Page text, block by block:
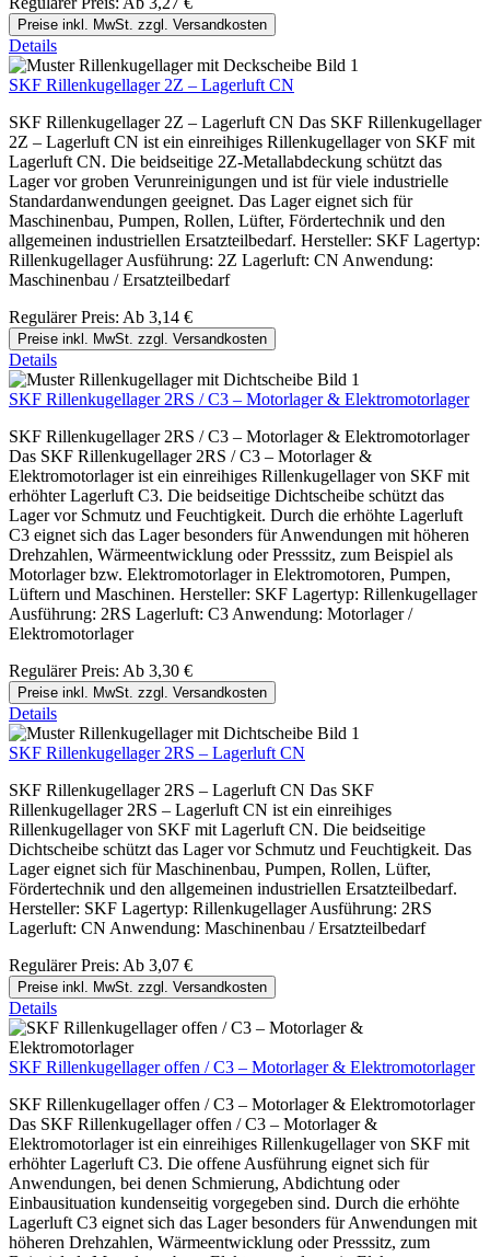
Preise inkl. MwSt. zzgl. Versandkosten
Details
SKF Rillenkugellager 2Z – Lagerluft CN
SKF Rillenkugellager 2Z – Lagerluft CN Das SKF Rillenkugellager
2Z – Lagerluft CN ist ein einreihiges Rillenkugellager von SKF mit
Lagerluft CN. Die beidseitige 2Z-Metallabdeckung schützt das
Lager vor groben Verunreinigungen und ist für viele industrielle
Standardanwendungen geeignet. Das Lager eignet sich für
Maschinenbau, Pumpen, Rollen, Lüfter, Fördertechnik und den
allgemeinen industriellen Ersatzteilbedarf. Hersteller: SKF Lagertyp:
Rillenkugellager Ausführung: 2Z Lagerluft: CN Anwendung:
Maschinenbau / Ersatzteilbedarf
Regulärer Preis: Ab 3,14 €
Preise inkl. MwSt. zzgl. Versandkosten
Details
SKF Rillenkugellager 2RS / C3 – Motorlager & Elektromotorlager
SKF Rillenkugellager 2RS / C3 – Motorlager & Elektromotorlager
Das SKF Rillenkugellager 2RS / C3 – Motorlager &
Elektromotorlager ist ein einreihiges Rillenkugellager von SKF mit
erhöhter Lagerluft C3. Die beidseitige Dichtscheibe schützt das
Lager vor Schmutz und Feuchtigkeit. Durch die erhöhte Lagerluft
C3 eignet sich das Lager besonders für Anwendungen mit höheren
Drehzahlen, Wärmeentwicklung oder Presssitz, zum Beispiel als
Motorlager bzw. Elektromotorlager in Elektromotoren, Pumpen,
Lüftern und Maschinen. Hersteller: SKF Lagertyp: Rillenkugellager
Ausführung: 2RS Lagerluft: C3 Anwendung: Motorlager /
Elektromotorlager
Regulärer Preis: Ab 3,30 €
Preise inkl. MwSt. zzgl. Versandkosten
Details
SKF Rillenkugellager 2RS – Lagerluft CN
SKF Rillenkugellager 2RS – Lagerluft CN Das SKF
Rillenkugellager 2RS – Lagerluft CN ist ein einreihiges
Rillenkugellager von SKF mit Lagerluft CN. Die beidseitige
Dichtscheibe schützt das Lager vor Schmutz und Feuchtigkeit. Das
Lager eignet sich für Maschinenbau, Pumpen, Rollen, Lüfter,
Fördertechnik und den allgemeinen industriellen Ersatzteilbedarf.
Hersteller: SKF Lagertyp: Rillenkugellager Ausführung: 2RS
Lagerluft: CN Anwendung: Maschinenbau / Ersatzteilbedarf
Regulärer Preis: Ab 3,07 €
Preise inkl. MwSt. zzgl. Versandkosten
Details
SKF Rillenkugellager offen / C3 – Motorlager & Elektromotorlager
SKF Rillenkugellager offen / C3 – Motorlager & Elektromotorlager
Das SKF Rillenkugellager offen / C3 – Motorlager &
Elektromotorlager ist ein einreihiges Rillenkugellager von SKF mit
erhöhter Lagerluft C3. Die offene Ausführung eignet sich für
Anwendungen, bei denen Schmierung, Abdichtung oder
Einbausituation kundenseitig vorgegeben sind. Durch die erhöhte
Lagerluft C3 eignet sich das Lager besonders für Anwendungen mit
höheren Drehzahlen, Wärmeentwicklung oder Presssitz, zum